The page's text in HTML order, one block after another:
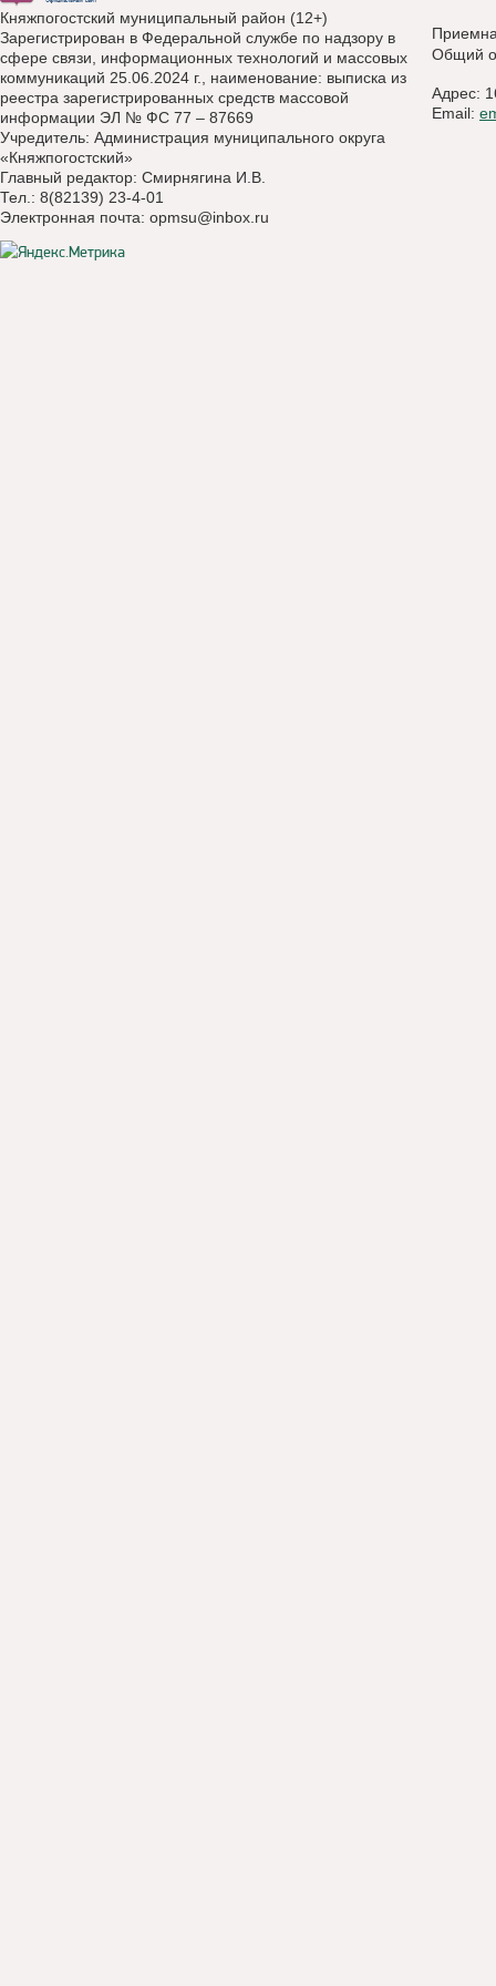
Княжпогостский муниципальный район (12+)
Зарегистрирован в Федеральной службе по надзору в
сфере связи, информационных технологий и массовых
коммуникаций 25.06.2024 г., наименование: выписка из
реестра зарегистрированных средств массовой
информации ЭЛ № ФС 77 – 87669
Учредитель: Администрация муниципального округа
«Княжпогостский»
Главный редактор: Смирнягина И.В.
Тел.: 8(82139) 23-4-01
Электронная почта: opmsu@inbox.ru
Общий
Адрес:
Email: